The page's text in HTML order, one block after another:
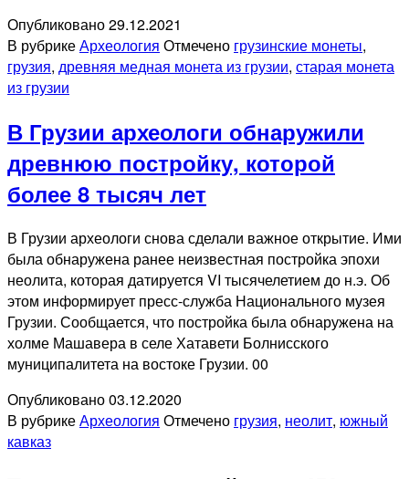
Опубликовано29.12.2021
В рубрикеАрхеология Отмечено грузинские монеты,
грузия, древняя медная монета из грузии, старая монета
из грузии
В Грузии археологи обнаружили
древнюю постройку, которой
более 8 тысяч лет
В Грузии археологи снова сделали важное открытие. Ими
была обнаружена ранее неизвестная постройка эпохи
неолита, которая датируется VI тысячелетием до н.э. Об
этом информирует пресс-служба Национального музея
Грузии. Сообщается, что постройка была обнаружена на
холме Машавера в селе Хатавети Болнисского
муниципалитета на востоке Грузии. 00
Опубликовано03.12.2020
В рубрикеАрхеология Отмечено грузия, неолит, южный
кавказ